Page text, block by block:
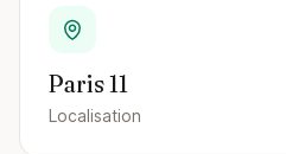
Paris 11
Localisation